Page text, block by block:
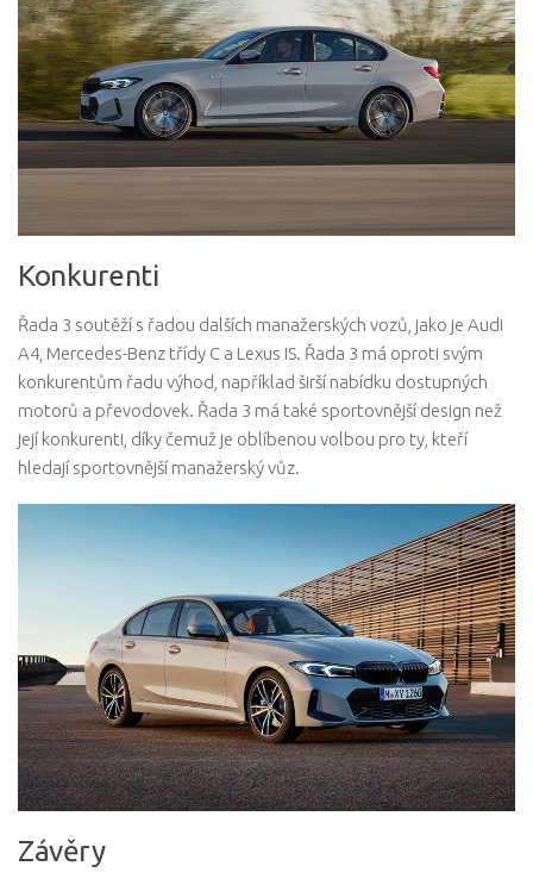
Konkurenti
Řada 3 soutěží s řadou dalších manažerských vozů, jako je Audi
A4, Mercedes-Benz třídy C a Lexus IS. Řada 3 má oproti svým
konkurentům řadu výhod, například širší nabídku dostupných
motorů a převodovek. Řada 3 má také sportovnější design než
její konkurenti, díky čemuž je oblíbenou volbou pro ty, kteří
hledají sportovnější manažerský vůz.
Závěry